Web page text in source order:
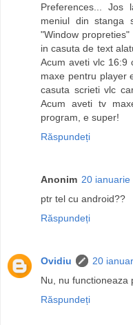
Preferences... Jos
meniul din stanga
"Window
in casuta de text
Acum aveti vlc 16:9
maxe pentru player
casuta scrieti vlc
Acum aveti tv
program, e super!
Răspundeți
Anonim 20 ianuarie
ptr tel cu android??
Răspundeți
Ovidiu
20
Nu, nu functioneaza
Răspundeți